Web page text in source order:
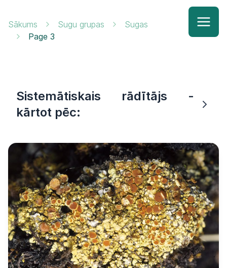
Sākums Sugu grupas
Sugas
Page 3
Sistemātiskais rādītājs -
kārtot pēc: